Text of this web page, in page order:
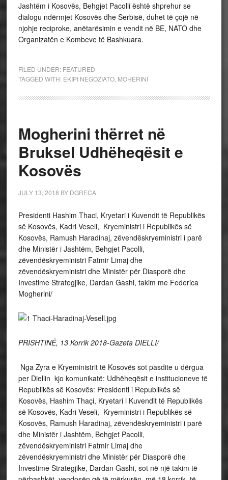
Jashtëm i Kosovës, Behgjet Pacolli është shprehur se
dialogu ndërmjet Kosovës dhe Serbisë, duhet të çojë në
njohje reciproke, anëtarësimin e vendit në BE, NATO dhe
Organizatën e Kombeve të Bashkuara.
FILED UNDER: FEATURED
TAGGED WITH: EKIPI NEGOZIATO, MOHERINI
Mogherini thërret në
Bruksel Udhëheqësit e
Kosovës
JULY 13, 2018 BY DGRECA
Presidenti Hashim Thaci, Kryetari i Kuvendit të Republikës
së Kosovës, Kadri Veseli, Kryeministri i Republikës së
Kosovës, Ramush Haradinaj, zëvendëskryeministri i parë
dhe Ministër i Jashtëm, Behgjet Pacolli,
zëvendëskryeministri Fatmir Limaj dhe
zëvendëskryeministri dhe Ministër për Diasporë dhe
Investime Strategjike, Dardan Gashi, takim me Federica
Mogherini/
PRISHTINË, 13 Korrik 2018-Gazeta DIELLI/
Nga Zyra e Kryeministrit të Kosovës sot pasdite u dërgua
per Diellin kjo komunikatë: Udhëheqësit e institucioneve të
Republikës së Kosovës: Presidenti i Republikës së
Kosovës, Hashim Thaçi, Kryetari i Kuvendit të Republikës
së Kosovës, Kadri Veseli, Kryeministri i Republikës së
Kosovës, Ramush Haradinaj, zëvendëskryeministri i parë
dhe Ministër i Jashtëm, Behgjet Pacolli,
zëvendëskryeministri Fatmir Limaj dhe
zëvendëskryeministri dhe Ministër për Diasporë dhe
Investime Strategjike, Dardan Gashi, sot në një takim të